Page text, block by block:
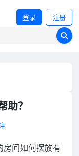
登录 注册
助？
房间如何摆放有